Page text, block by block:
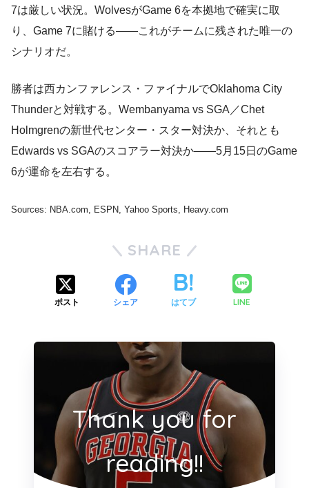
7は厳しい状況。WolvesがGame 6を本拠地で確実に取
り、Game 7に賭ける——これがチームに残された唯一の
シナリオだ。
勝者は西カンファレンス・ファイナルでOklahoma City
Thunderと対戦する。Wembanyama vs SGA／Chet
Holmgrenの新世代センター・スター対決か、それとも
Edwards vs SGAのスコアラー対決か——5月15日のGame
6が運命を左右する。
Sources: NBA.com, ESPN, Yahoo Sports, Heavy.com
SHARE
ポスト シェア はてブ LINE
Thank you for
reading!!